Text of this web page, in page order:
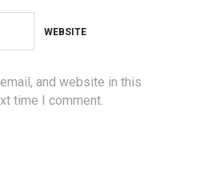
WEBSITE
and website in this
time I comment.